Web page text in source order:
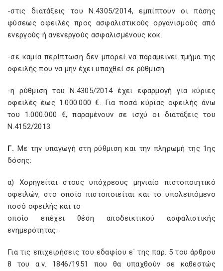
-στις διατάξεις του Ν.4305/2014, εμπίπτουν οι πάσης
φύσεως οφειλές προς ασφαλιστικούς οργανισμούς από
ενεργούς ή ανενεργούς ασφαλισμένους κοκ.
-σε καμία περίπτωση δεν μπορεί να παραμείνει τμήμα της
οφειλής που να μην έχει υπαχθεί σε ρύθμιση
-η ρύθμιση του Ν.4305/2014 έχει εφαρμογή για κύριες
οφειλές έως 1.000.000 €. Για ποσά κύριας οφειλής άνω
του 1.000.000 €, παραμένουν σε ισχύ οι διατάξεις του
Ν.4152/2013.
Γ. Με την υπαγωγή στη ρύθμιση και την πληρωμή της 1ης
δόσης:
α) Χορηγείται στους υπόχρεους μηνιαίο πιστοποιητικό
οφειλών, στο οποίο πιστοποιείται και το υπολειπόμενο
ποσό οφειλής και το
οποίο επέχει θέση αποδεικτικού ασφαλιστικής
ενημερότητας.
Για τις επιχειρήσεις του εδαφίου ε΄ της παρ. 5 του άρθρου
8 του α.ν. 1846/1951 που θα υπαχθούν σε καθεστώς